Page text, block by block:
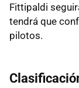
Fittipaldi
tendrá que
pilotos.